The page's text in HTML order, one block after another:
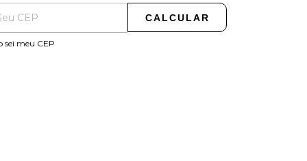
CALCULAR
sei meu CEP